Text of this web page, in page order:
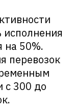
исполнения
на 50%.
перевозок
с 300 до